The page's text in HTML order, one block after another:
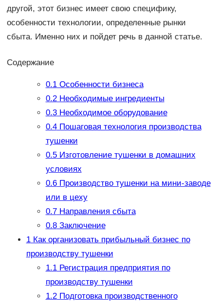
другой, этот бизнес имеет свою специфику,
особенности технологии, определенные рынки
сбыта. Именно них и пойдет речь в данной статье.
Содержание
0.1Особенности бизнеса
0.2Необходимые ингредиенты
0.3Необходимое оборудование
0.4Пошаговая технология производства
тушенки
0.5Изготовление тушенки в домашних
условиях
0.6Производство тушенки на мини-заводе
или в цеху
0.7Направления сбыта
0.8Заключение
1Как организовать прибыльный бизнес по
производству тушенки
1.1Регистрация предприятия по
производству тушенки
1.2Подготовка производственного